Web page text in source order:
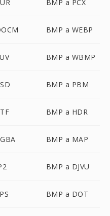
BMP a PCX
BMP a WEBP
BMP a WBMP
BMP a PBM
BMP a HDR
BMP a MAP
BMP a DJVU
BMP a DOT